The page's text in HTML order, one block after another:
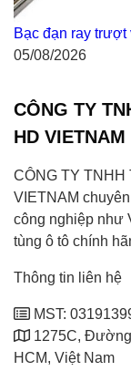
Bạc đạn ray
05/08/2026
CÔNG TY
HD VIETNAM
CÔNG TY
VIETNAM
công nghiệp như
tùng ô tô chính
Thông tin liên hệ
MST:
1275C,
HCM, Việt Nam